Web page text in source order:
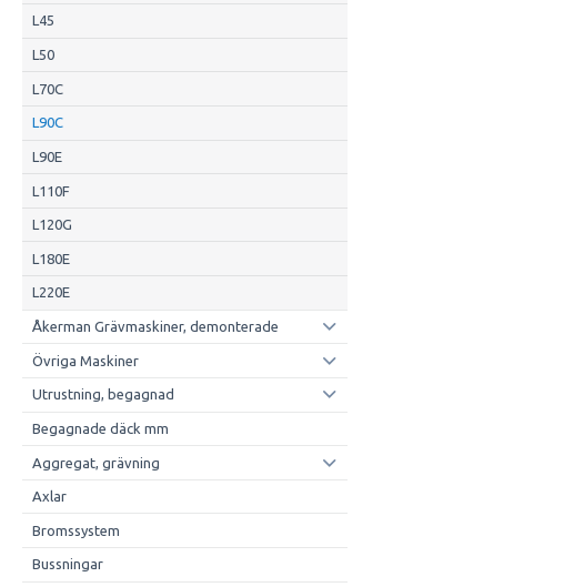
L45
L50
L70C
L90C
L90E
L110F
L120G
L180E
L220E
Åkerman Grävmaskiner, demonterade
Övriga Maskiner
Utrustning, begagnad
Begagnade däck mm
Aggregat, grävning
Axlar
Bromssystem
Bussningar